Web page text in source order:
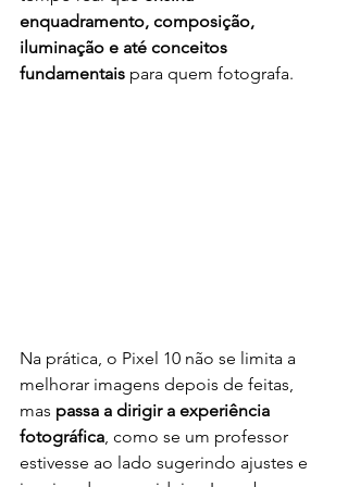
enquadramento, composição,
iluminação e até conceitos
fundamentais para quem fotografa.
Na prática, o Pixel 10 não se limita a
melhorar imagens depois de feitas,
mas passa a dirigir a experiência
fotográfica, como se um professor
estivesse ao lado sugerindo ajustes e